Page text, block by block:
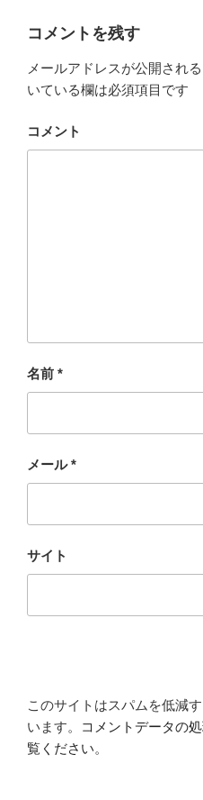
ー
コメントを残す
メールアドレスが公開され
いている欄は必須項目です
コメント
名前 *
メール*
サイト
このサイトはスパムを低減
います。
コメントデータの
覧ください。